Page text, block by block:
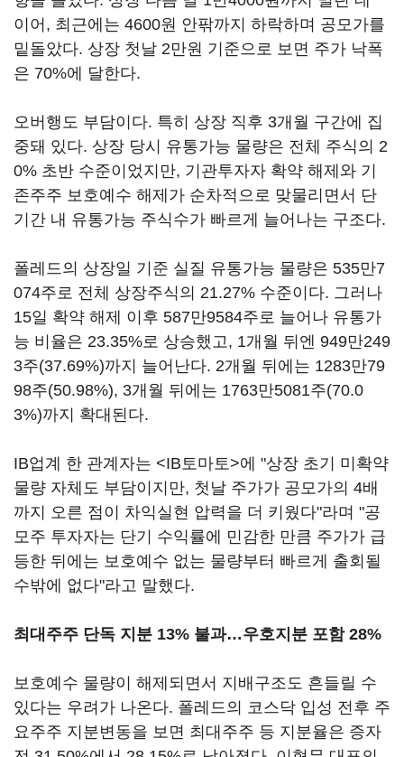
이어, 최근에는 4600원 안팎까지 하락하며 공모가를
밑돌았다. 상장 첫날 2만원 기준으로 보면 주가 낙폭
은 70%에 달한다.
오버행도 부담이다. 특히 상장 직후 3개월 구간에 집
중돼 있다. 상장 당시 유통가능 물량은 전체 주식의 2
0% 초반 수준이었지만, 기관투자자 확약 해제와 기
존주주 보호예수 해제가 순차적으로 맞물리면서 단
기간 내 유통가능 주식수가 빠르게 늘어나는 구조다.
폴레드의 상장일 기준 실질 유통가능 물량은 535만7
074주로 전체 상장주식의 21.27% 수준이다. 그러나
15일 확약 해제 이후 587만9584주로 늘어나 유통가
능 비율은 23.35%로 상승했고, 1개월 뒤엔 949만249
3주(37.69%)까지 늘어난다. 2개월 뒤에는 1283만79
98주(50.98%), 3개월 뒤에는 1763만5081주(70.0
3%)까지 확대된다.
IB업계 한 관계자는 <IB토마토>에 "상장 초기 미확약
물량 자체도 부담이지만, 첫날 주가가 공모가의 4배
까지 오른 점이 차익실현 압력을 더 키웠다"라며 "공
모주 투자자는 단기 수익률에 민감한 만큼 주가가 급
등한 뒤에는 보호예수 없는 물량부터 빠르게 출회될
수밖에 없다"라고 말했다.
최대주주 단독 지분 13% 불과…우호지분 포함 28%
보호예수 물량이 해제되면서 지배구조도 흔들릴 수
있다는 우려가 나온다. 폴레드의 코스닥 입성 전후 주
요주주 지분변동을 보면 최대주주 등 지분율은 증자